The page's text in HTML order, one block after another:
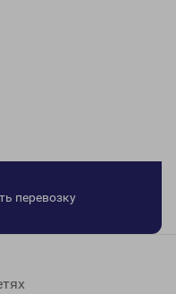
перевозку